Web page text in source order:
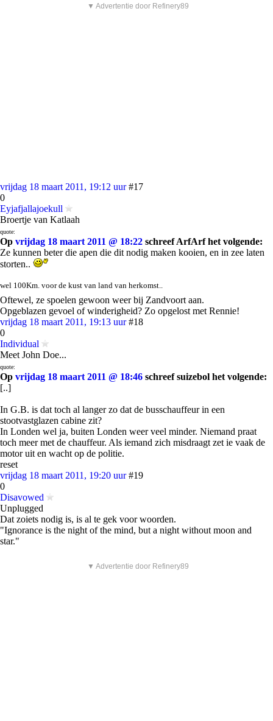
▼ Advertentie door Refinery89
vrijdag 18 maart 2011, 19:12 uur #17
0
Eyjafjallajoekull
Broertje van Katlaah
quote:
Op vrijdag 18 maart 2011 @ 18:22 schreef ArfArf het volgende:
Ze kunnen beter die apen die dit nodig maken kooien, en in zee laten
storten..
wel 100Km. voor de kust van land van herkomst..
Oftewel, ze spoelen gewoon weer bij Zandvoort aan.
Opgeblazen gevoel of winderigheid? Zo opgelost met Rennie!
vrijdag 18 maart 2011, 19:13 uur #18
0
Individual
Meet John Doe...
quote:
Op vrijdag 18 maart 2011 @ 18:46 schreef suizebol het volgende:
[..]
In G.B. is dat toch al langer zo dat de busschauffeur in een
stootvastglazen cabine zit?
In Londen wel ja, buiten Londen weer veel minder. Niemand praat
toch meer met de chauffeur. Als iemand zich misdraagt zet ie vaak de
motor uit en wacht op de politie.
reset
vrijdag 18 maart 2011, 19:20 uur #19
0
Disavowed
Unplugged
Dat zoiets nodig is, is al te gek voor woorden.
"Ignorance is the night of the mind, but a night without moon and
star."
▼ Advertentie door Refinery89